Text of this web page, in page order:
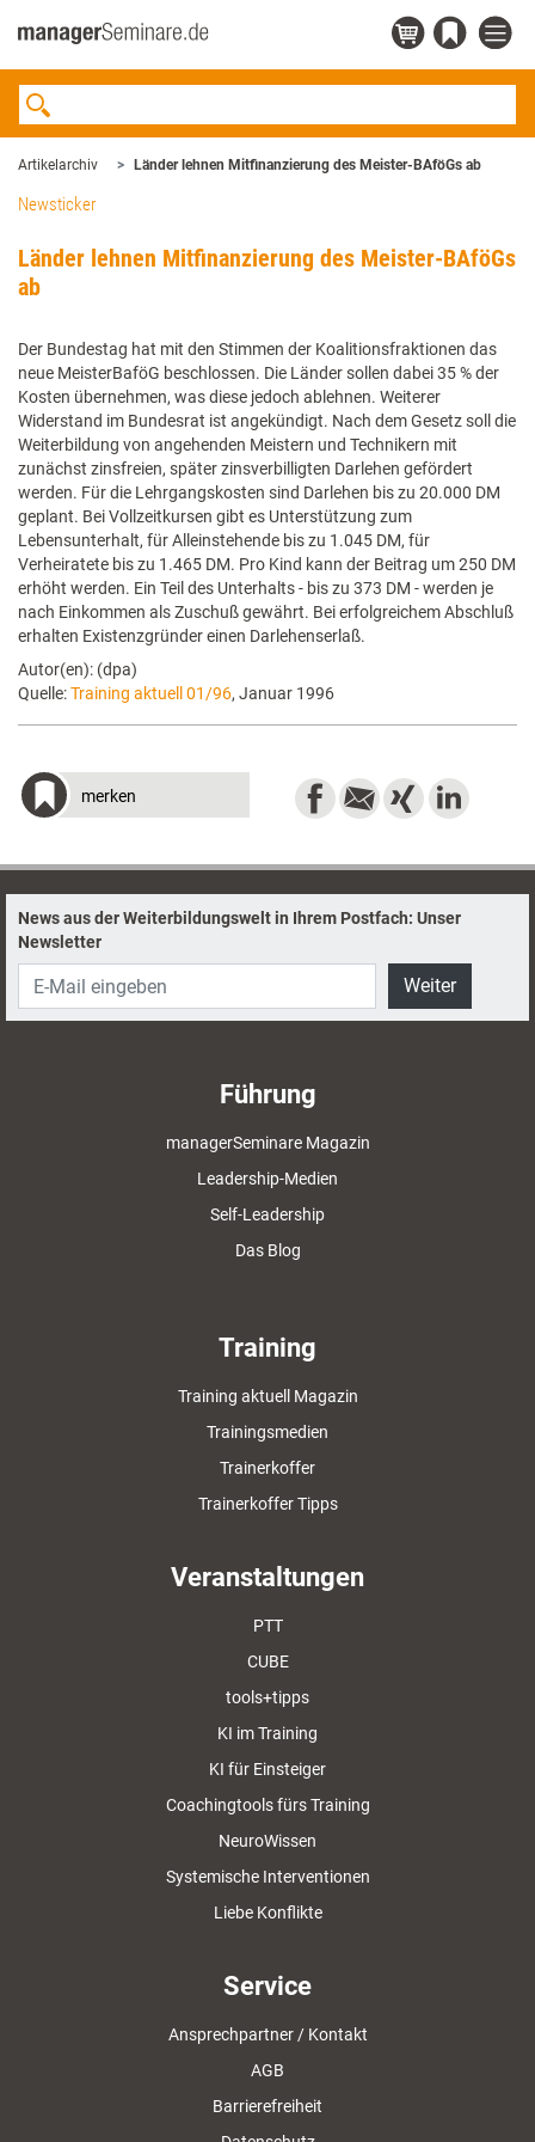
Artikelarchiv Länder lehnen Mitfinanzierung des Meister-BAföGs ab
Newsticker
Länder lehnen Mitfinanzierung des Meister-BAföGs
ab
Der Bundestag hat mit den Stimmen der Koalitionsfraktionen das
neue MeisterBaföG beschlossen. Die Länder sollen dabei 35 % der
Kosten übernehmen, was diese jedoch ablehnen. Weiterer
Widerstand im Bundesrat ist angekündigt. Nach dem Gesetz soll die
Weiterbildung von angehenden Meistern und Technikern mit
zunächst zinsfreien, später zinsverbilligten Darlehen gefördert
werden. Für die Lehrgangskosten sind Darlehen bis zu 20.000 DM
geplant. Bei Vollzeitkursen gibt es Unterstützung zum
Lebensunterhalt, für Alleinstehende bis zu 1.045 DM, für
Verheiratete bis zu 1.465 DM. Pro Kind kann der Beitrag um 250 DM
erhöht werden. Ein Teil des Unterhalts - bis zu 373 DM - werden je
nach Einkommen als Zuschuß gewährt. Bei erfolgreichem Abschluß
erhalten Existenzgründer einen Darlehenserlaß.
Autor(en): (dpa)
Quelle:Training aktuell 01/96, Januar 1996
merken
News aus der Weiterbildungswelt in Ihrem Postfach: Unser
Newsletter
Weiter
Führung
managerSeminare Magazin
Leadership-Medien
Self-Leadership
Das Blog
Training
Training aktuell Magazin
Trainingsmedien
Trainerkoffer
Trainerkoffer Tipps
Veranstaltungen
PTT
CUBE
tools+tipps
KI im Training
KI für Einsteiger
Coachingtools fürs Training
NeuroWissen
Systemische Interventionen
Liebe Konflikte
Service
Ansprechpartner / Kontakt
AGB
Barrierefreiheit